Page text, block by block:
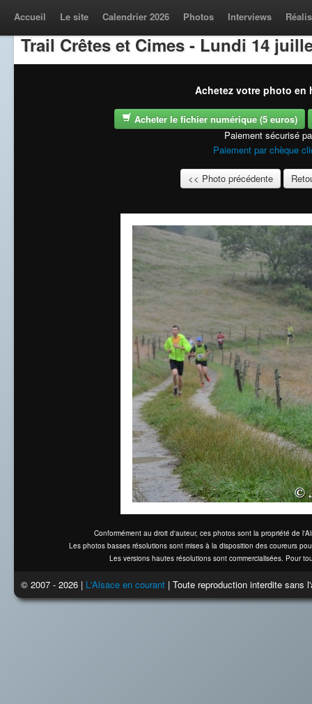
Accueil Le site Calendrier 2026 Photos Interviews
Trail Crêtes et Cimes - Lundi 14
Achetez votre photo en
Acheter le fichier numérique (5 euros)
Paiement sécurisé
Paiement par chèque
<< Photo précédente
Conformément au droit d'auteur, ces photos sont la propriété de
Les photos basses résolutions sont mises à la disposition des coureurs
Les versions hautes résolutions sont commercialisées. Pour
© 2007 - 2026 | L'Alsace en courant | Toute reproduction interdite sans